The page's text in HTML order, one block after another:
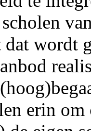
dat wordt
erin